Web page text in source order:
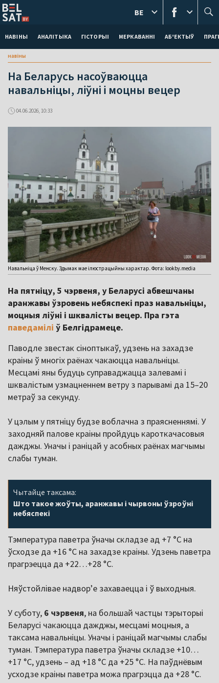
НАВІНЫ АНАЛІТЫКА ГІСТОРЫІ МЕРКАВАННI АБ'ЕКТЫЎ
BE
навіны
На Беларусь насоўваюцца
навальніцы, ліўні і моцны вецер
04.06.2026, 10:33
Навальніца ў Менску. Здымак мае ілюстрацыйны характар. Фота: lookby.media
На пятніцу, 5 чэрвеня, у Беларусі абвешчаны
аранжавы ўзровень небяспекі праз навальніцы,
моцныя ліўні і шквалісты вецер. Пра гэта
паведамілі ў Белгідрамеце.
Паводле звестак сіноптыкаў, удзень на захадзе
краіны ў многіх раёнах чакаюцца навальніцы.
Месцамі яны будуць суправаджацца залевамі і
шквалістым узмацненнем ветру з парывамі да 15–20
метраў за секунду.
У цэлым у пятніцу будзе воблачна з праясненнямі. У
заходняй палове краіны пройдуць кароткачасовыя
дажджы. Уначы і раніцай у асобных раёнах магчымы
слабы туман.
Чытайце таксама:
Што такое жоўты, аранжавы і чырвоны ўзроўні
небяспекі
Тэмпература паветра ўначы складзе ад +7 °C на
ўсходзе да +16 °C на захадзе краіны. Удзень паветра
прагрэецца да +22…+28 °C.
Няўстойлівае надвор’е захаваецца і ў выходныя.
У суботу, 6 чэрвеня, на большай частцы тэрыторыі
Беларусі чакаюцца дажджы, месцамі моцныя, а
таксама навальніцы. Уначы і раніцай магчымы слабы
туман. Тэмпература паветра ўначы складзе +10…
+17 °C, удзень – ад +18 °C да +25 °C. На паўднёвым
усходзе краіны паветра можа прагрэцца да +28 °C.